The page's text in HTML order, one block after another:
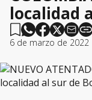
localidad
6 de marzo de 2022